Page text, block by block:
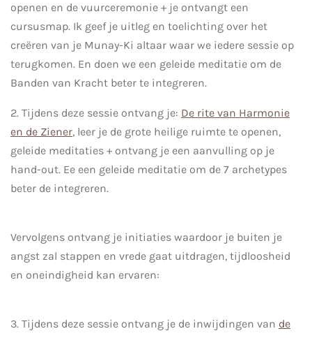
openen en de vuurceremonie + je ontvangt een
cursusmap. Ik geef je uitleg en toelichting over het
creëren van je Munay-Ki altaar waar we iedere sessie op
terugkomen. En doen we een geleide meditatie om de
Banden van Kracht beter te integreren.
2. Tijdens deze sessie ontvang je: De rite van Harmonie
en de Ziener, leer je de grote heilige ruimte te openen,
geleide meditaties + ontvang je een aanvulling op je
hand-out. Ee een geleide meditatie om de 7 archetypes
beter de integreren.
Vervolgens ontvang je initiaties waardoor je buiten je
angst zal stappen en vrede gaat uitdragen, tijdloosheid
en oneindigheid kan ervaren:
3. Tijdens deze sessie ontvang je de inwijdingen van de